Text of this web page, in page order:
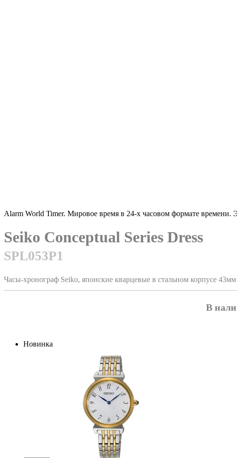
Alarm World Timer. Мировое время в 24-х часовом формате
Seiko Conceptual Series Dress
SPL053P1
Часы-хронограф Seiko, японские кварцевые в стальном корпусе
В
Новинка